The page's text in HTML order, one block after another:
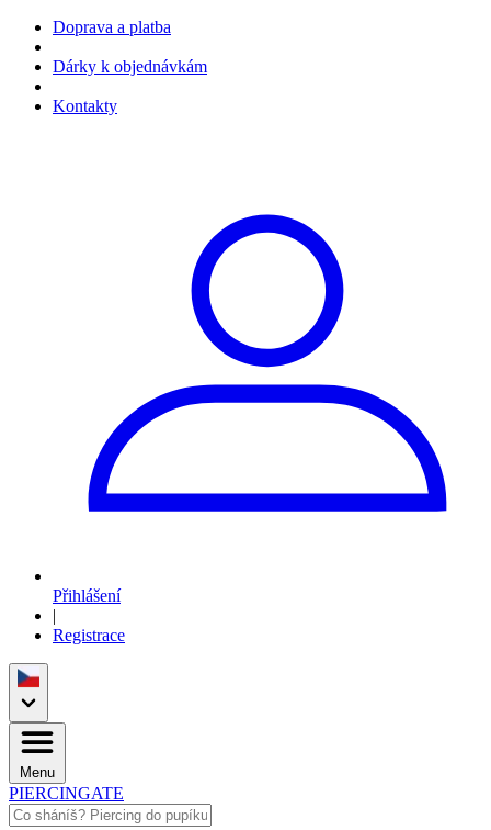
Doprava a platba
Dárky k objednávkám
Kontakty
Přihlášení
|
Registrace
Menu
PIERCINGATE